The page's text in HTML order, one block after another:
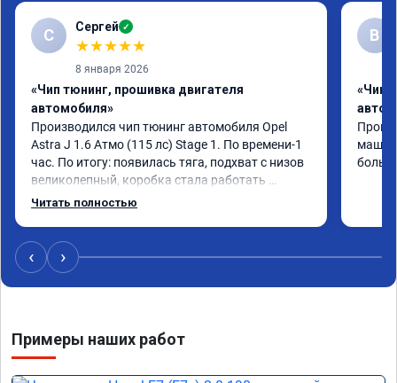
С Сергей ✓
★★★★★
8 января 2026
«Чип тюнинг, прошивка двигателя
автомобиля»
Производился чип тюнинг автомобиля Opel
Astra J 1.6 Атмо (115 лс) Stage 1. По времени-1
час. По итогу: появилась тяга, подхват с низов
великолепный, коробка стала работать
плавнее. На трассе быстрее скидывает
Рекомендую компанию!
Номер сертификата: А011870 от 06.01.2026
Читать полностью
В
«Чип
‹ ›
Примеры наших работ